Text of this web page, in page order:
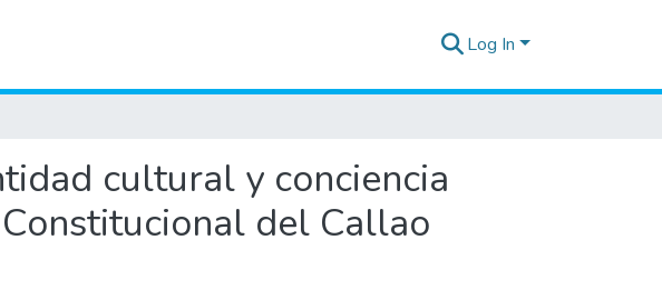
Log In
cultural y conciencia
del Callao